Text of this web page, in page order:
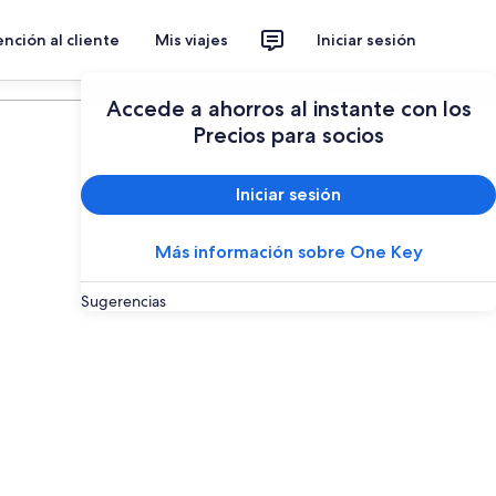
al cliente Mis viajes Iniciar sesión
Accede a ahorros al instante con los
Precios para socios
Iniciar sesión
Más información sobre One Key
Sugerencias